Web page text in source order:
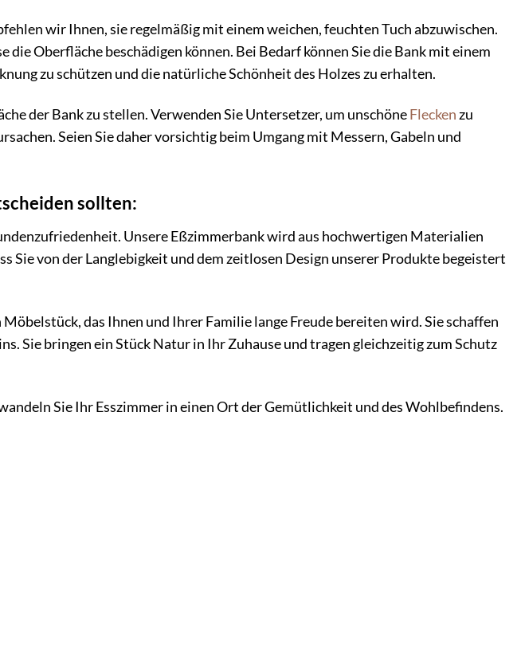
wir Ihnen, sie regelmäßig mit einem weichen, feuchten Tuch abzuwischen.
die Oberfläche beschädigen können. Bei Bedarf können Sie die Bank mit einem
zu schützen und die natürliche Schönheit des Holzes zu erhalten.
der Bank zu stellen. Verwenden Sie Untersetzer, um unschöneFleckenzu
Seien Sie daher vorsichtig beim Umgang mit Messern, Gabeln und
sollten:
Unsere Eßzimmerbank wird aus hochwertigen Materialien
von der Langlebigkeit und dem zeitlosen Design unserer Produkte begeistert
das Ihnen und Ihrer Familie lange Freude bereiten wird. Sie schaffen
Sie bringen ein Stück Natur in Ihr Zuhause und tragen gleichzeitig zum Schutz
Sie Ihr Esszimmer in einen Ort der Gemütlichkeit und des Wohlbefindens.